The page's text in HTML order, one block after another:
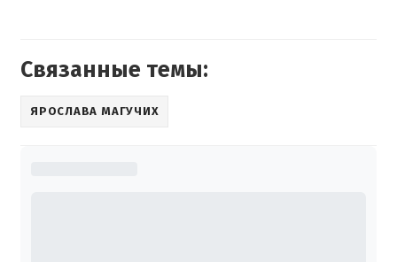
Связанные темы:
ЯРОСЛАВА МАГУЧИХ